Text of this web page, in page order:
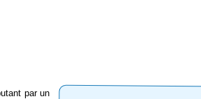
par un